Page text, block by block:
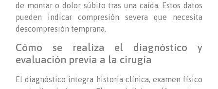
de montar o dolor súbito tras una caída. Estos datos
pueden indicar compresión severa que necesita
descompresión temprana.
Cómo se realiza el diagnóstico y
evaluación previa a la cirugía
El diagnóstico integra historia clínica, examen físico